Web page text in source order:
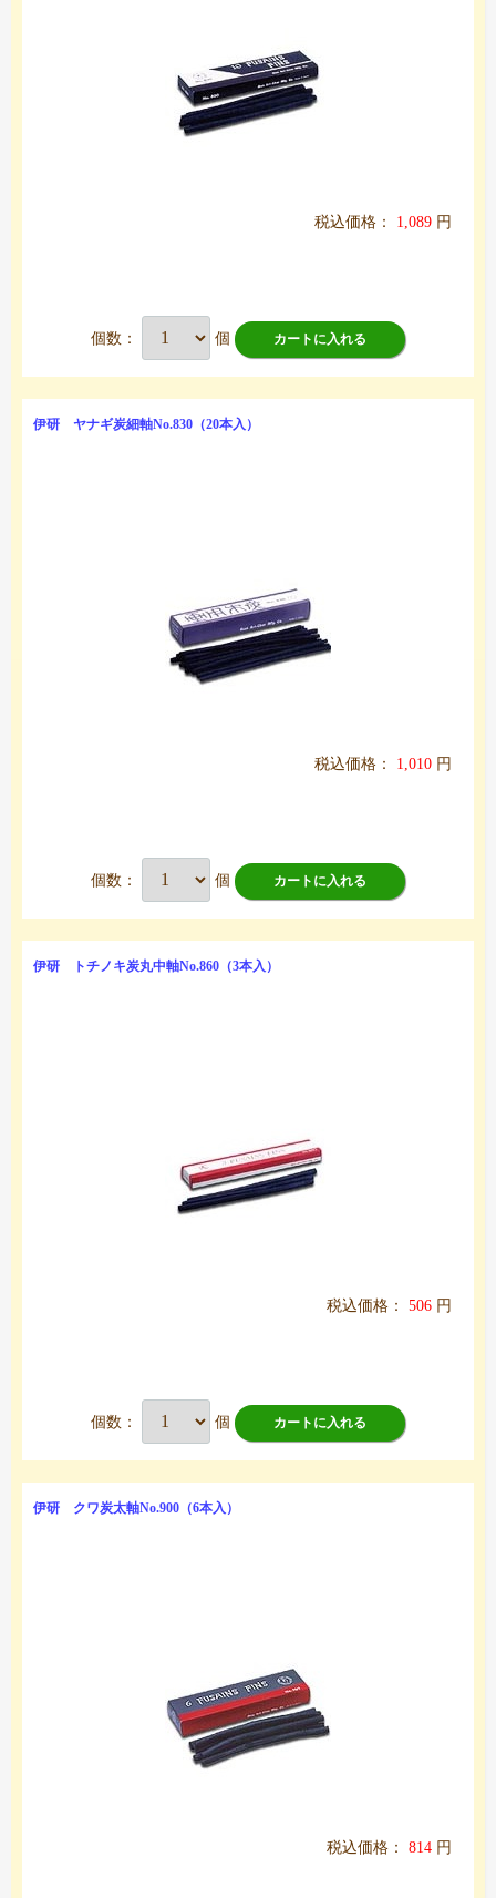
税込価格： 1,089 円
個数： 個 カートに入れる
伊研 ヤナギ炭細軸No.830（20本入）
税込価格： 1,010 円
個数： 個 カートに入れる
伊研 トチノキ炭丸中軸No.860（3本入）
税込価格： 506 円
個数： 個 カートに入れる
伊研 クワ炭太軸No.900（6本入）
税込価格： 814 円